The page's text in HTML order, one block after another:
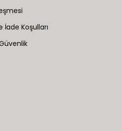
İade Koşulları